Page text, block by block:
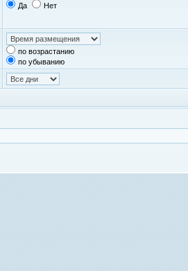
Да Нет
по возрастанию
по убыванию